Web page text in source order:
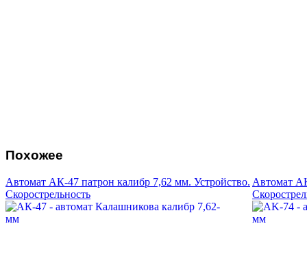
Похожее
Автомат АК-47 патрон калибр 7,62 мм. Устройство.
Скорострельность
Автомат